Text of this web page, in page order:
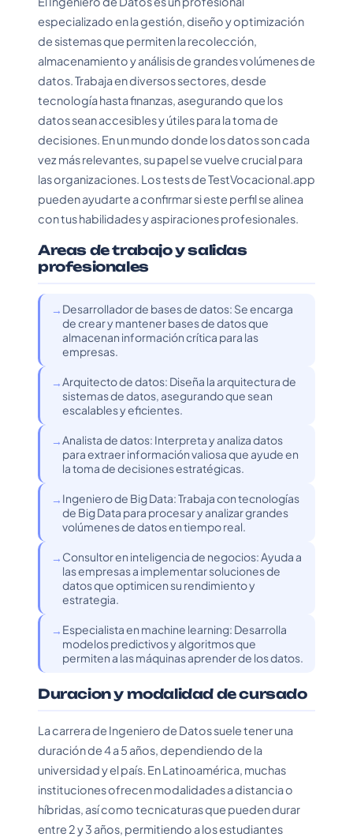
especializado en la gestión, diseño y optimización
de sistemas que permiten la recolección,
almacenamiento y análisis de grandes volúmenes de
datos. Trabaja en diversos sectores, desde
tecnología hasta finanzas, asegurando que los
datos sean accesibles y útiles para la toma de
decisiones. En un mundo donde los datos son cada
vez más relevantes, su papel se vuelve crucial para
las organizaciones. Los tests de TestVocacional.app
pueden ayudarte a confirmar si este perfil se alinea
con tus habilidades y aspiraciones profesionales.
Areas de trabajo y salidas
profesionales
Desarrollador de bases de datos: Se encarga
de crear y mantener bases de datos que
almacenan información crítica para las
empresas.
Arquitecto de datos: Diseña la arquitectura de
sistemas de datos, asegurando que sean
escalables y eficientes.
Analista de datos: Interpreta y analiza datos
para extraer información valiosa que ayude en
la toma de decisiones estratégicas.
Ingeniero de Big Data: Trabaja con tecnologías
de Big Data para procesar y analizar grandes
volúmenes de datos en tiempo real.
Consultor en inteligencia de negocios: Ayuda a
las empresas a implementar soluciones de
datos que optimicen su rendimiento y
estrategia.
Especialista en machine learning: Desarrolla
modelos predictivos y algoritmos que
permiten a las máquinas aprender de los datos.
Duracion y modalidad de cursado
La carrera de Ingeniero de Datos suele tener una
duración de 4 a 5 años, dependiendo de la
universidad y el país. En Latinoamérica, muchas
instituciones ofrecen modalidades a distancia o
híbridas, así como tecnicaturas que pueden durar
entre 2 y 3 años, permitiendo a los estudiantes